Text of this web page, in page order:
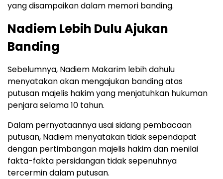
yang disampaikan dalam memori banding.
Nadiem Lebih Dulu Ajukan
Banding
Sebelumnya, Nadiem Makarim lebih dahulu
menyatakan akan mengajukan banding atas
putusan majelis hakim yang menjatuhkan hukuman
penjara selama 10 tahun.
Dalam pernyataannya usai sidang pembacaan
putusan, Nadiem menyatakan tidak sependapat
dengan pertimbangan majelis hakim dan menilai
fakta-fakta persidangan tidak sepenuhnya
tercermin dalam putusan.